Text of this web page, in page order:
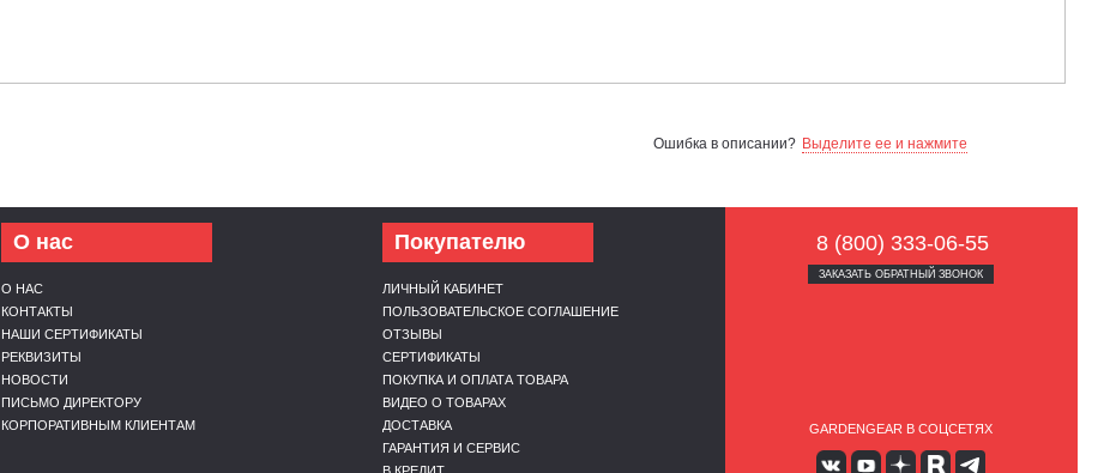
Ошибка в описании? Выделите ее и нажмите
О нас
О НАС
КОНТАКТЫ
НАШИ СЕРТИФИКАТЫ
РЕКВИЗИТЫ
НОВОСТИ
ПИСЬМО ДИРЕКТОРУ
КОРПОРАТИВНЫМ КЛИЕНТАМ
Покупателю
ЛИЧНЫЙ КАБИНЕТ
ПОЛЬЗОВАТЕЛЬСКОЕ СОГЛАШЕНИЕ
ОТЗЫВЫ
СЕРТИФИКАТЫ
ПОКУПКА И ОПЛАТА ТОВАРА
ВИДЕО О ТОВАРАХ
ДОСТАВКА
ГАРАНТИЯ И СЕРВИС
8 (800) 333-06-55
ЗАКАЗАТЬ ОБРАТНЫЙ ЗВОНОК
GARDENGEAR В СОЦСЕТЯХ